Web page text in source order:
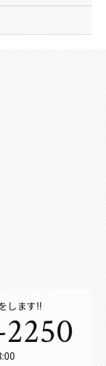
します!!